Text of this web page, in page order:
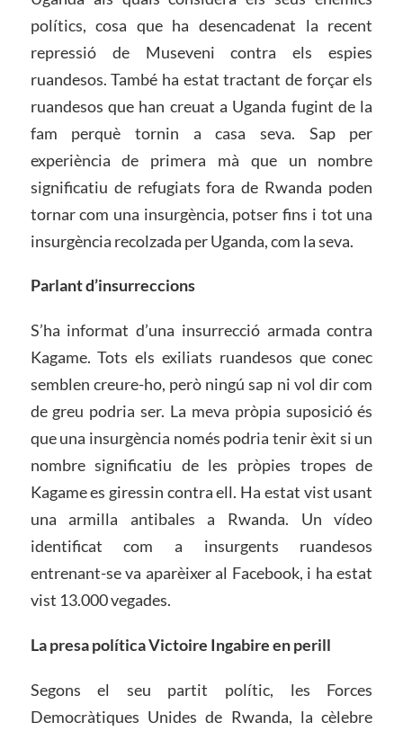
polítics, cosa que ha desencadenat la recent
repressió de Museveni contra els espies
ruandesos. També ha estat tractant de forçar els
ruandesos que han creuat a Uganda fugint de la
fam perquè tornin a casa seva. Sap per
experiència de primera mà que un nombre
significatiu de refugiats fora de Rwanda poden
tornar com una insurgència, potser fins i tot una
insurgència recolzada per Uganda, com la seva.
Parlant d’insurreccions
S’ha informat d’una insurrecció armada contra
Kagame. Tots els exiliats ruandesos que conec
semblen creure-ho, però ningú sap ni vol dir com
de greu podria ser. La meva pròpia suposició és
que una insurgència només podria tenir èxit si un
nombre significatiu de les pròpies tropes de
Kagame es giressin contra ell. Ha estat vist usant
una armilla antibales a Rwanda. Un vídeo
identificat com a insurgents ruandesos
entrenant-se va aparèixer al Facebook, i ha estat
vist 13.000 vegades.
La presa política Victoire Ingabire en perill
Segons el seu partit polític, les Forces
Democràtiques Unides de Rwanda, la cèlebre